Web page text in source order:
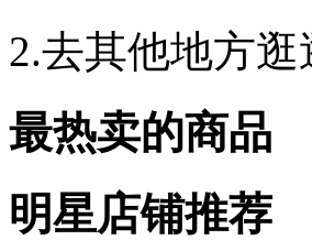
2.去其他地方逛
最热卖的商品
明星店铺推荐